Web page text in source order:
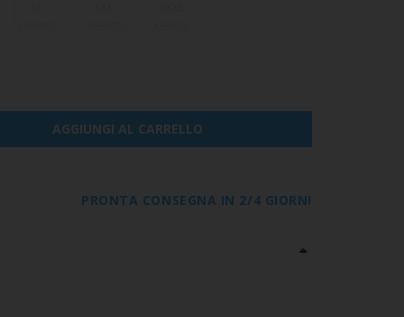
AGGIUNGI AL CARRELLO
PRONTA CONSEGNA IN 2/4 GIORNI